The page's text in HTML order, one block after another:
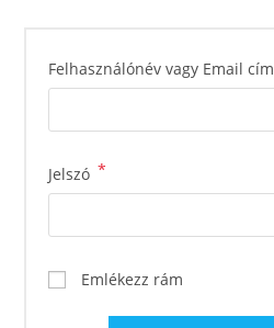
Felhasználónév vagy Email cím
Jelszó *
Emlékezz rám